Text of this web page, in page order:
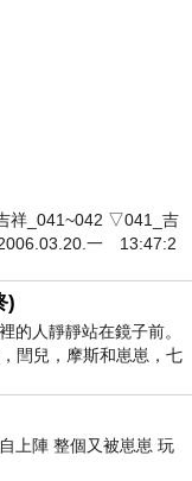
祥_041~042 ▽041_吉
一 13:47:2
)
的人靜靜站在鏡子前。
閆兒，摩斯和崽崽，七
外，如同
上陣 整個又被崽崽 玩